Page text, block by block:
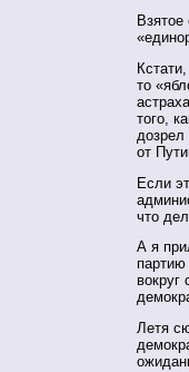
Взятое
то
того,
от
Если
что
А я
вокруг
Летя